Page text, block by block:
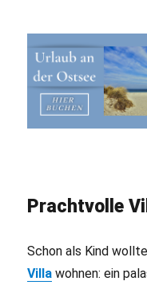
Prachtvolle
Schon als Kind
Villa wohnen: ein